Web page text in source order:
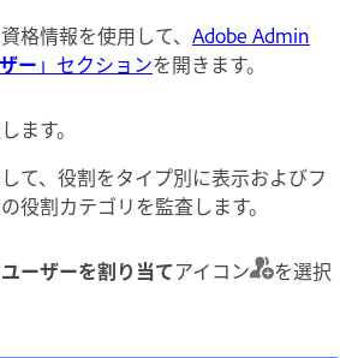
格情報を使用して、 Adobe Admin
ー 」セクションを開きます。
ます。
て、役割をタイプ別に表示およびフ
役割カテゴリを監査します。
ユーザーを割り当てアイコン
を選択